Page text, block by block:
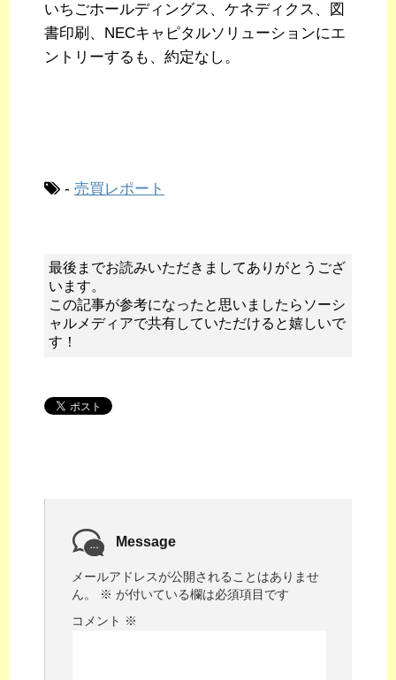
いちごホールディングス、ケネディクス、図
書印刷、NECキャピタルソリューションにエ
ントリーするも、約定なし。
- 売買レポート
最後までお読みいただきましてありがとうござ
います。
この記事が参考になったと思いましたらソーシ
ャルメディアで共有していただけると嬉しいで
す！
Message
メールアドレスが公開されることはありませ
ん。
※ が付いている欄は必須項目です
コメント ※